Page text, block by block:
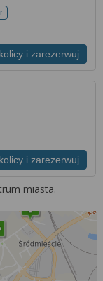
i zarezerwuj
i zarezerwuj
miasta.